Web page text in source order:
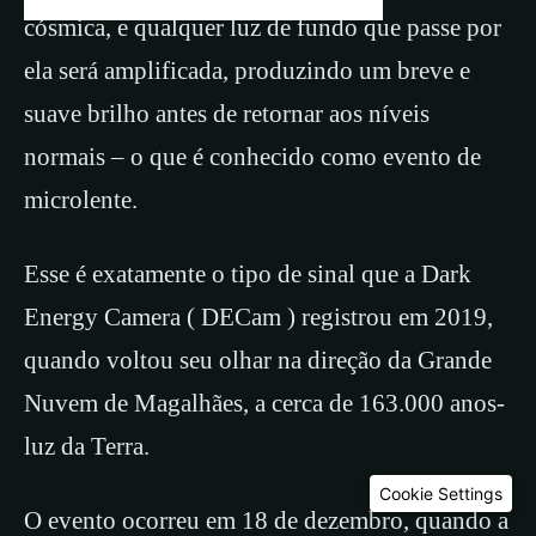
cósmica, e qualquer luz de fundo que passe por
ela será amplificada, produzindo um breve e
suave brilho antes de retornar aos níveis
normais – o que é conhecido como evento de
microlente.
Esse é exatamente o tipo de sinal que a Dark
Energy Camera ( DECam ) registrou em 2019,
quando voltou seu olhar na direção da Grande
Nuvem de Magalhães, a cerca de 163.000 anos-
luz da Terra.
O evento ocorreu em 18 de dezembro, quando a
Cookie Settings